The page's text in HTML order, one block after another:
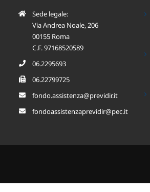
Sede legale:
Via Andrea Noale, 206
00155 Roma
C.F. 97168520589
06.2295693
06.22799725
fondo.assistenza@previdir.it
fondoassistenzaprevidir@pec.it